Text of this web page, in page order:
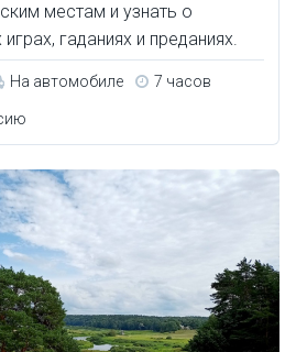
местам и узнать о
гаданиях и преданиях.
На автомобиле 7 часов